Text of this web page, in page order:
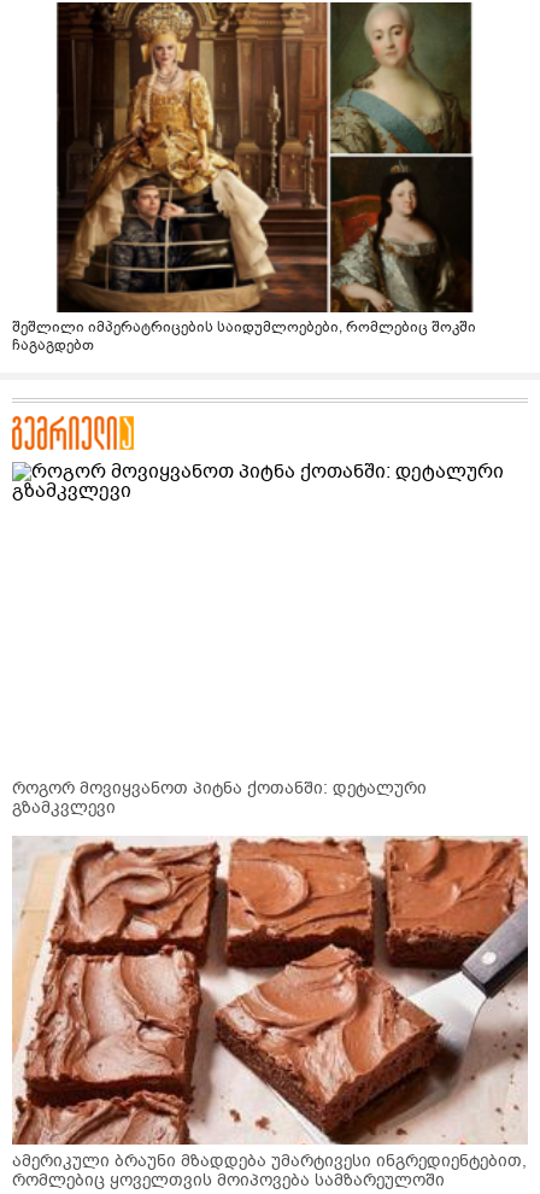
შეშლილი იმპერატრიცების საიდუმლოებები, რომლებიც შოკში
ჩაგაგდებთ
როგორ მოვიყვანოთ პიტნა ქოთანში: დეტალური
გზამკვლევი
ამერიკული ბრაუნი მზადდება უმარტივესი ინგრედიენტებით,
რომლებიც ყოველთვის მოიპოვება სამზარეულოში